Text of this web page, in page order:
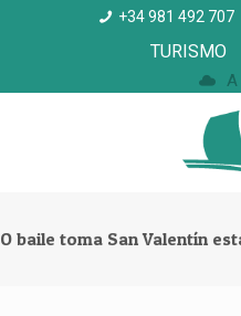
+34 981 492 707
TURISMO
A
O baile toma San Valentín